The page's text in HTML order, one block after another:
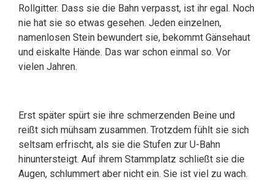
Rollgitter. Dass sie die Bahn verpasst, ist ihr egal. Noch
nie hat sie so etwas gesehen. Jeden einzelnen,
namenlosen Stein bewundert sie, bekommt Gänsehaut
und eiskalte Hände. Das war schon einmal so. Vor
vielen Jahren.
Erst später spürt sie ihre schmerzenden Beine und
reißt sich mühsam zusammen. Trotzdem fühlt sie sich
seltsam erfrischt, als sie die Stufen zur U-Bahn
hinuntersteigt. Auf ihrem Stammplatz schließt sie die
Augen, schlummert aber nicht ein. Sie ist viel zu wach.